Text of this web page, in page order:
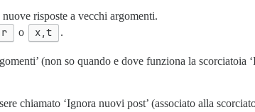
risposte a vecchi argomenti.
o x,t .
(non so quando e dove funziona la scorciatoia
chiamato ‘Ignora nuovi post’ (associato alla